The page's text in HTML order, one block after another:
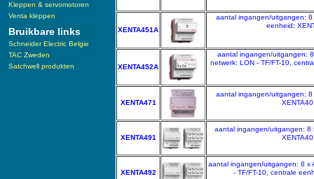
Kleppen & servomotoren
Venta kleppen
Bruikbare links
Schneider Electric Belgie
TAC Zweden
Satchwell produkten
XENTA451A
aantal ingangen/uitgangen: 8
eenheid:
XENTA452A
aantal ingangen/uitgangen:
netwerk: LON - TF/FT-10,
XENTA471
aantal ingangen/uitgangen: 8
XENTA491
aantal ingangen/uitgangen: 8
XENTA492
aantal ingangen/uitgangen: 8 x
- TF/FT-10, centrale